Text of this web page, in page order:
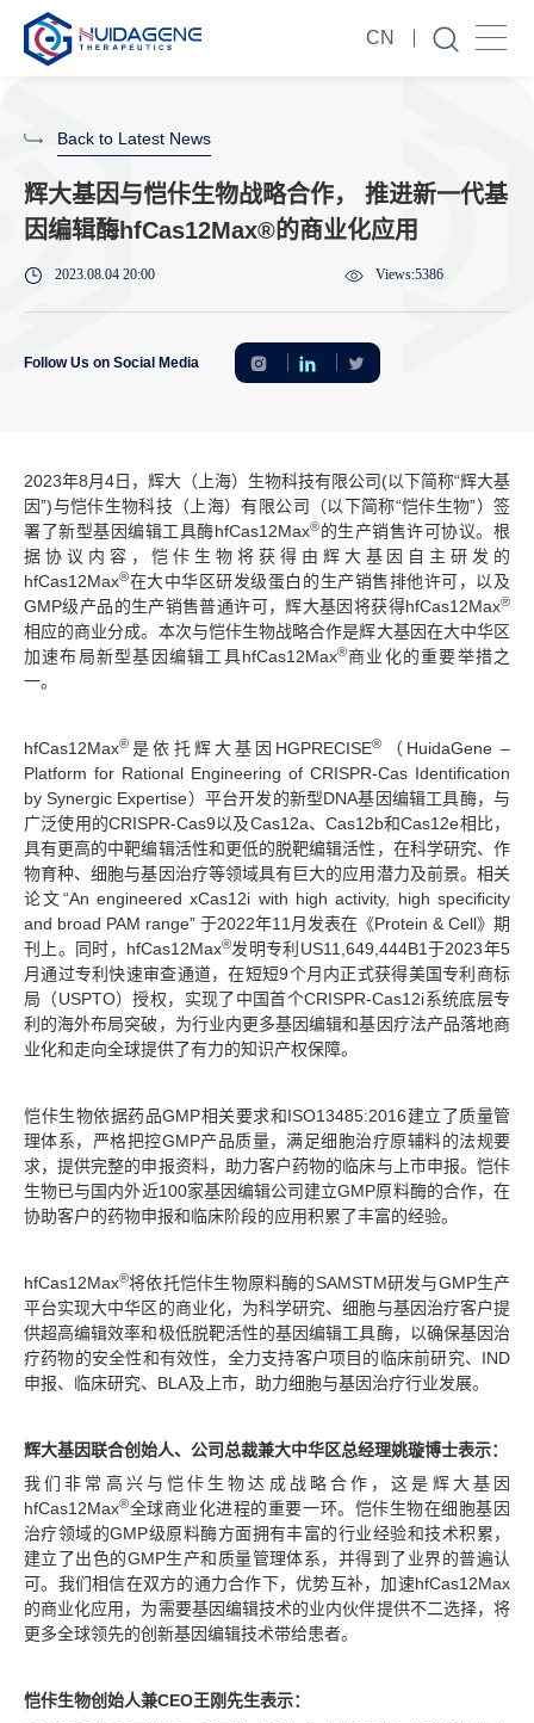
CN
Back to Latest News
辉大基因与恺佧生物战略合作， 推进新一代基
因编辑酶hfCas12Max®的商业化应用
2023.08.04 20:00 Views:5386
Follow Us on Social Media
2023年8月4日，辉大（上海）生物科技有限公司(以下简称“辉大基
因”)与恺佧生物科技（上海）有限公司（以下简称“恺佧生物”）签
署了新型基因编辑工具酶hfCas12Max®的生产销售许可协议。根
据协议内容，恺佧生物将获得由辉大基因自主研发的
hfCas12Max®在大中华区研发级蛋白的生产销售排他许可，以及
GMP级产品的生产销售普通许可，辉大基因将获得hfCas12Max®
相应的商业分成。本次与恺佧生物战略合作是辉大基因在大中华区
加速布局新型基因编辑工具hfCas12Max®商业化的重要举措之
一。
hfCas12Max® 是依托辉大基因HGPRECISE®
（HuidaGene –
Platform for Rational Engineering of CRISPR-Cas Identification
by Synergic Expertise）平台开发的新型DNA基因编辑工具酶，与
广泛使用的CRISPR-Cas9以及Cas12a、Cas12b和Cas12e相比，
具有更高的中靶编辑活性和更低的脱靶编辑活性，在科学研究、作
物育种、细胞与基因治疗等领域具有巨大的应用潜力及前景。相关
论文“An engineered xCas12i with high activity, high specificity
and broad PAM range” 于2022年11月发表在《Protein & Cell》期
刊上。同时，hfCas12Max®发明专利US11,649,444B1于2023年5
月通过专利快速审查通道，在短短9个月内正式获得美国专利商标
局（USPTO）授权，实现了中国首个CRISPR-Cas12i系统底层专
利的海外布局突破，为行业内更多基因编辑和基因疗法产品落地商
业化和走向全球提供了有力的知识产权保障。
恺佧生物依据药品GMP相关要求和ISO13485:2016建立了质量管
理体系，严格把控GMP产品质量，满足细胞治疗原辅料的法规要
求，提供完整的申报资料，助力客户药物的临床与上市申报。恺佧
生物已与国内外近100家基因编辑公司建立GMP原料酶的合作，在
协助客户的药物申报和临床阶段的应用积累了丰富的经验。
hfCas12Max®将依托恺佧生物原料酶的SAMSTM研发与GMP生产
平台实现大中华区的商业化，为科学研究、细胞与基因治疗客户提
供超高编辑效率和极低脱靶活性的基因编辑工具酶，以确保基因治
疗药物的安全性和有效性，全力支持客户项目的临床前研究、IND
申报、临床研究、BLA及上市，助力细胞与基因治疗行业发展。
辉大基因联合创始人、公司总裁兼大中华区总经理姚璇博士表示：
我们非常高兴与恺佧生物达成战略合作，这是辉大基因
hfCas12Max®全球商业化进程的重要一环。恺佧生物在细胞基因
治疗领域的GMP级原料酶方面拥有丰富的行业经验和技术积累，
建立了出色的GMP生产和质量管理体系，并得到了业界的普遍认
可。我们相信在双方的通力合作下，优势互补，加速hfCas12Max
的商业化应用，为需要基因编辑技术的业内伙伴提供不二选择，将
更多全球领先的创新基因编辑技术带给患者。
恺佧生物创始人兼CEO王刚先生表示：